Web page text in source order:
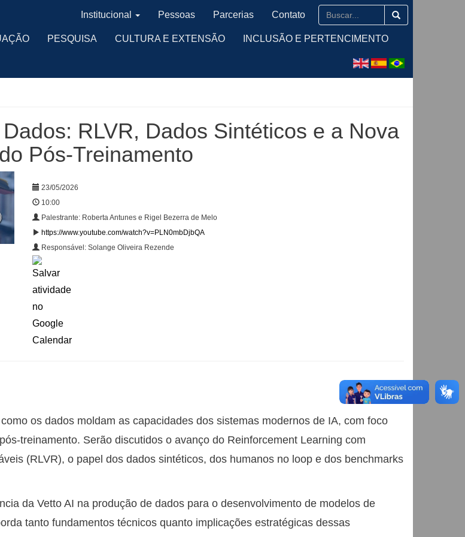
PESQUISA CULTURA E EXTENSÃO INCLUSÃO E PERTENCIMENTO
Institucional Pessoas Parcerias Contato
RLVR, Dados Sintéticos e a Nova
Pós-Treinamento
23/05/2026
10:00
Palestrante: Roberta Antunes e Rigel Bezerra de Melo
https://www.youtube.com/watch?v=PLN0mbDjbQA
Responsável: Solange Oliveira Rezende
os dados moldam as capacidades dos sistemas modernos de IA, com foco
treinamento. Serão discutidos o avanço do Reinforcement Learning com
(RLVR), o papel dos dados sintéticos, dos humanos no loop e dos benchmarks
da Vetto AI na produção de dados para o desenvolvimento de modelos de
tanto fundamentos técnicos quanto implicações estratégicas dessas